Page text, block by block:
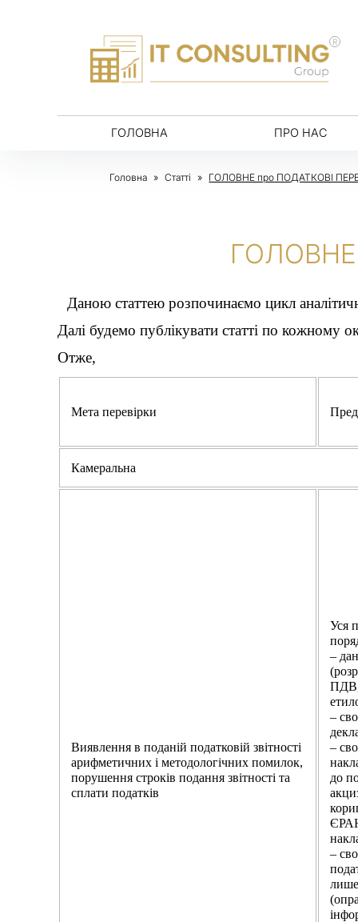
R
ГОЛОВНА ПРО НАС
Головна » Статті » ГОЛОВНЕ про ПОДАТКОВІ
ГОЛОВНЕ
Даною статтею розпочинаємо цикл
Далі будемо публікувати статті по кожному
Отже,
Мета перевірки
Камеральна
Виявлення в поданій податковій звітності
арифметичних і методологічних помилок,
порушення строків подання звітності та
сплати податків
Уся
–
ПДВ,
–
–
до
–
лише